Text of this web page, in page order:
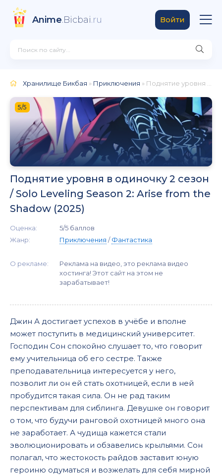
Anime.Bicbai.ru Войти
Хранилище Бикбая » Приключения » Поднятие уровня в одиночку 2 сезон / Solo Leveling Season 2: Arise from the Shadow (2025)
5/5
Поднятие уровня в одиночку 2 сезон
/ Solo Leveling Season 2: Arise from the
Shadow (2025)
Оценка:
5/5 баллов
Жанр:
Приключения /Фантастика
О рекламе:
Реклама на видео, это реклама видео
хостинга! Этот сайт на этом не
зарабатывает!
Джин А достигает успехов в учёбе и вполне
может поступить в медицинский университет.
Господин Сон спокойно слушает то, что говорит
ему учительница об его сестре. Также
преподавательница интересуется у него,
позволит ли он ей стать охотницей, если в ней
пробудится такая сила. Он не рад таким
перспективам для сиблинга. Девушке он говорит
о том, что будучи ранговой охотницей много она
не заработает. А чудища кажется стали
эволюционировать и обзавелись крыльями. Сон
полагал, что жестокость райдов заставит юную
героиню одуматься и возжелать для себя мирной